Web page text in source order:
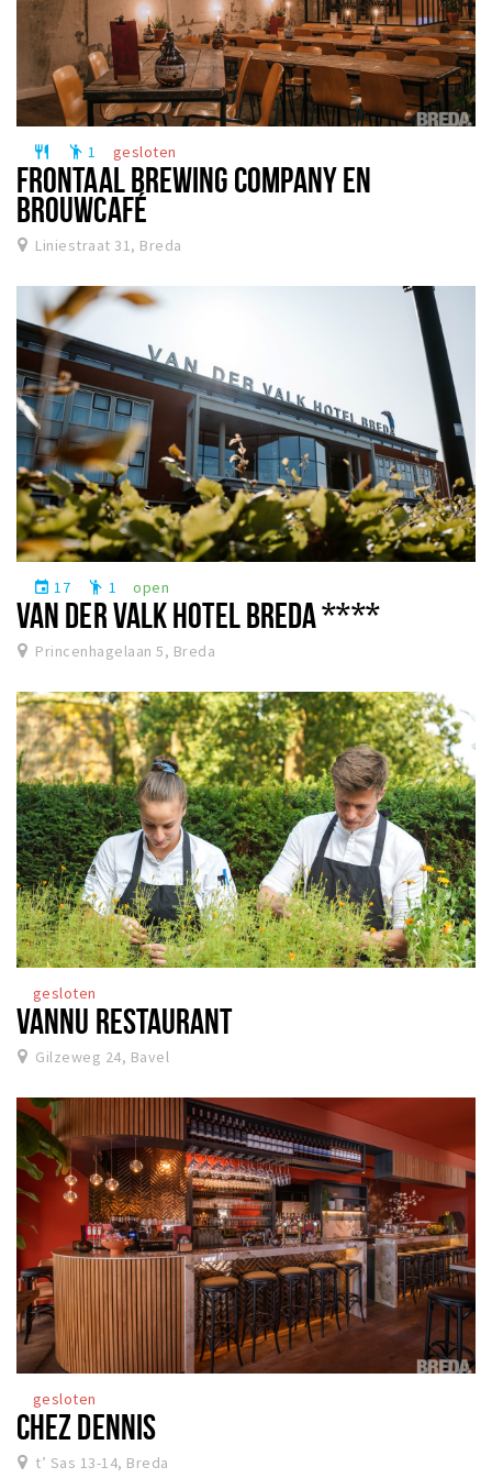
restaurant emoji_people 1 gesloten
FRONTAAL BREWING COMPANY EN
BROUWCAFÉ
Liniestraat 31, Breda
event 17 emoji_people 1 open
VAN DER VALK HOTEL BREDA ****
Princenhagelaan 5, Breda
gesloten
VANNU RESTAURANT
Gilzeweg 24, Bavel
gesloten
CHEZ DENNIS
t’ Sas 13-14, Breda